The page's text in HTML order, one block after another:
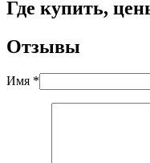
Где купить,
Отзывы
Имя *